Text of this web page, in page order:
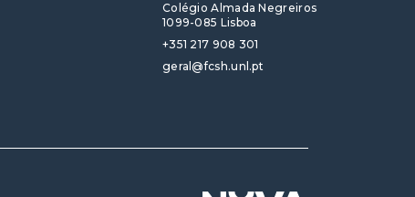
Colégio Almada Negreiros
1099-085 Lisboa
+351 217 908 301
geral@fcsh.unl.pt